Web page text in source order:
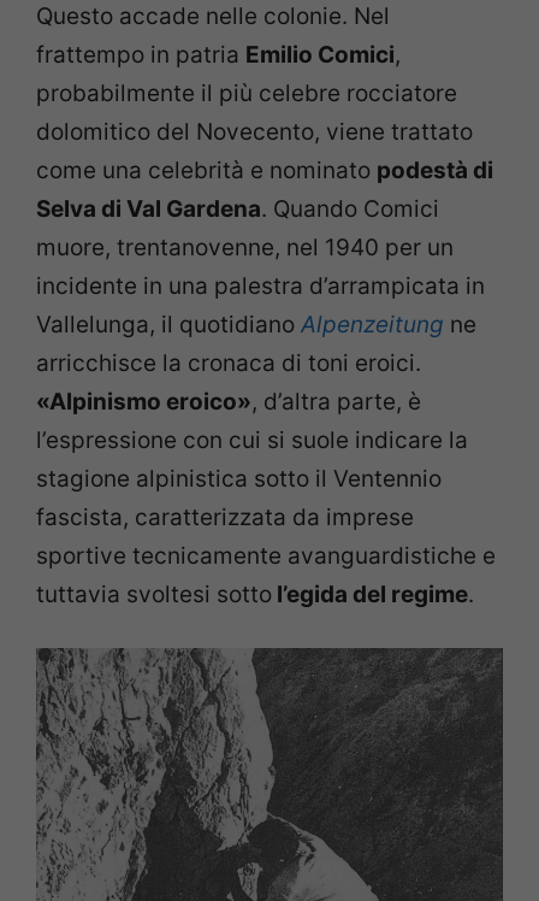
Questo accade nelle colonie. Nel
frattempo in patria Emilio Comici,
probabilmente il più celebre rocciatore
dolomitico del Novecento, viene trattato
come una celebrità e nominato podestà di
Selva di Val Gardena. Quando Comici
muore, trentanovenne, nel 1940 per un
incidente in una palestra d’arrampicata in
Vallelunga, il quotidiano Alpenzeitung ne
arricchisce la cronaca di toni eroici.
«Alpinismo eroico», d’altra parte, è
l’espressione con cui si suole indicare la
stagione alpinistica sotto il Ventennio
fascista, caratterizzata da imprese
sportive tecnicamente avanguardistiche e
tuttavia svoltesi sotto l’egida del regime.